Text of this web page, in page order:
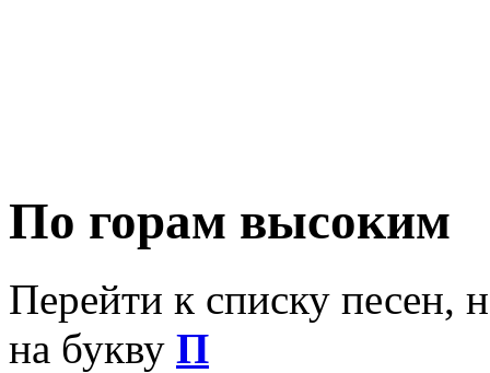
По горам высоким
Перейти к списку песен,
на букву П